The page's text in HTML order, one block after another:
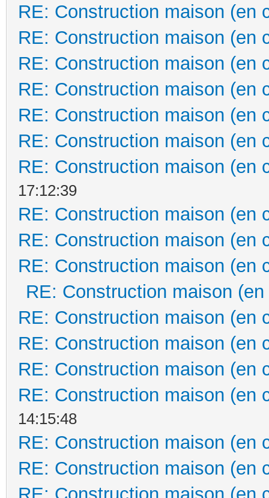
RE: Construction maison (en
RE: Construction maison (en
RE: Construction maison (en
RE: Construction maison (en
RE: Construction maison (en
RE: Construction maison (en
RE: Construction maison (en
17:12:39
RE: Construction maison (en
RE: Construction maison (en
RE: Construction maison (en
RE: Construction maison
RE: Construction maison (en
RE: Construction maison (en
RE: Construction maison (en
RE: Construction maison (en
14:15:48
RE: Construction maison (en
RE: Construction maison (en